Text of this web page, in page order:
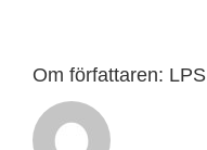
Om författaren: